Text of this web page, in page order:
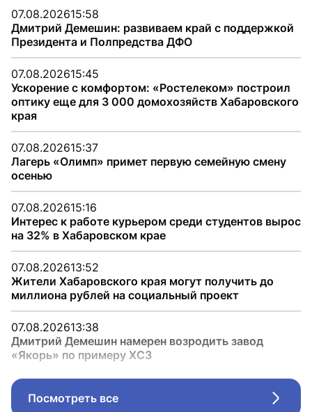
07.08.202615:58
Дмитрий Демешин: развиваем край с поддержкой
Президента и Полпредства ДФО
07.08.202615:45
Ускорение с комфортом: «Ростелеком» построил
оптику еще для 3 000 домохозяйств Хабаровского
края
07.08.202615:37
Лагерь «Олимп» примет первую семейную смену
осенью
07.08.202615:16
Интерес к работе курьером среди студентов вырос
на 32% в Хабаровском крае
07.08.202613:52
Жители Хабаровского края могут получить до
миллиона рублей на социальный проект
07.08.202613:38
Дмитрий Демешин намерен возродить завод
«Якорь» по примеру ХСЗ
Посмотреть все